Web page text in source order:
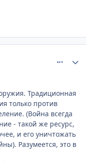
Традиционная
только против
(Война всегда
- такой же ресурс,
и его уничтожать
Разумеется, это в